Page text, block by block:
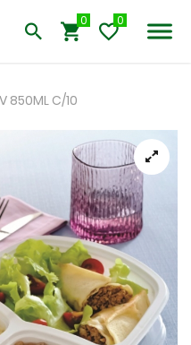
0
850ML C/10